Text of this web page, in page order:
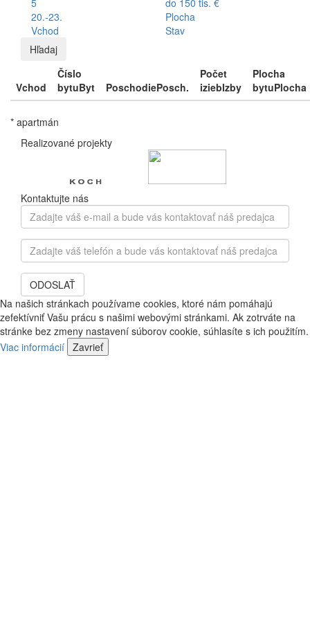
5
do 150 tis. €
20.-23.
Plocha
Vchod
Stav
Hľadaj
Vchod
Číslo
bytuByt PoschodiePosch.
Počet
iziebIzby
Plocha
bytuPlocha
* apartmán
Realizované projekty
Kontaktujte nás
Zadajte
váš
e-
mail
a
bude
vás
kontaktovať
náš
predajca
Zadajte
váš
telefón
bude
vás
kontaktovať
náš
ODOSLAŤ
Na našich stránkach používame cookies, ktoré nám pomáhajú
zefektívniť Vašu prácu s našimi webovými stránkami. Ak zotrváte na
stránke bez zmeny nastavení súborov cookie, súhlasíte s ich použitím.
Viac informácií Zavrieť